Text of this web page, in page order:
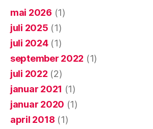
mai 2026 (1)
juli 2025 (1)
juli 2024(1)
september 2022 (1)
juli 2022 (2)
januar 2021 (1)
januar 2020 (1)
april 2018 (1)